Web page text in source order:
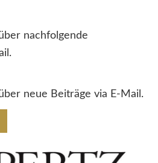
nachfolgende
neue Beiträge via E-Mail.